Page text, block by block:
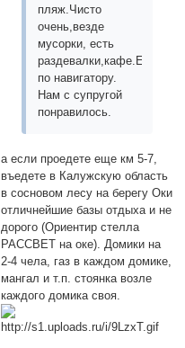
пляж.Чисто
очень,везде
мусорки, есть
раздевалки,кафе.Ехали
по навигатору.
Нам с супругой
понравилось.
а если проедете еще км 5-7,
въедете в Калужскую область
в сосновом лесу на берегу Оки
отличнейшие базы отдыха и не
дорого (Ориентир стелла
РАССВЕТ на оке). Домики на
2-4 чела, газ в каждом домике,
мангал и т.п. стоянка возле
каждого домика своя.